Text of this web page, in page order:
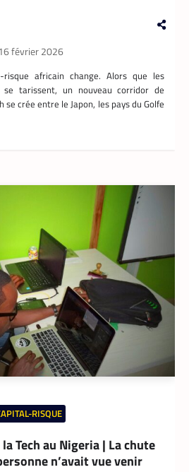
février 2026
africain change. Alors que les
se tarissent, un nouveau corridor de
se crée entre le Japon, les pays du Golfe
RISQUE
Tech au Nigeria | La chute
n’avait vue venir